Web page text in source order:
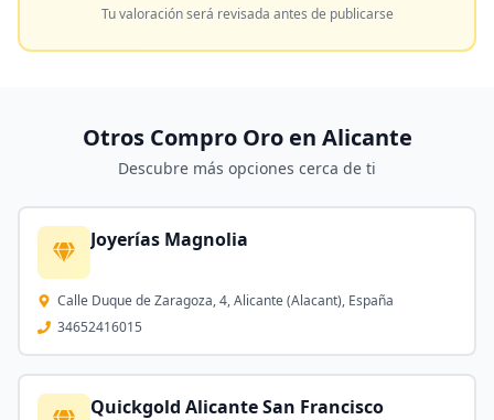
Tu valoración será revisada antes de publicarse
Otros Compro Oro en Alicante
Descubre más opciones cerca de ti
Joyerías Magnolia
Calle Duque de Zaragoza, 4, Alicante (Alacant), España
34652416015
Quickgold Alicante San Francisco